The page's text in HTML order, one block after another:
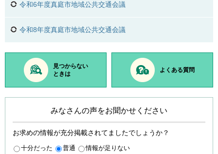
令和6年度真庭市地域公共交通会議
令和8年度真庭市地域公共交通会議
見つからない
ときは
よくある質問
みなさんの声をお聞かせください
お求めの情報が充分掲載されてましたでしょうか？
十分だった 普通 情報が足りない